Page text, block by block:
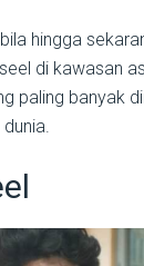
hingga
di kawasan
paling banyak